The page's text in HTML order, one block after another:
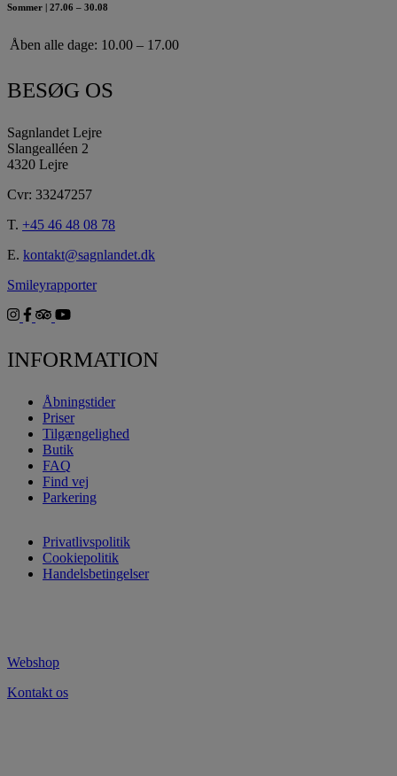
Sommer | 27.06 – 30.08
Åben alle dage: 10.00 – 17.00
BESØG OS
Sagnlandet Lejre
Slangealléen 2
4320 Lejre
Cvr: 33247257
T. +45 46 48 08 78
E. kontakt@sagnlandet.dk
Smileyrapporter
INFORMATION
Åbningstider
Priser
Tilgængelighed
Butik
FAQ
Find vej
Parkering
Privatlivspolitik
Cookiepolitik
Handelsbetingelser
Webshop
Kontakt os